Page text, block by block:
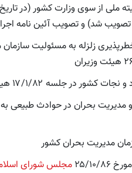
زلزله به مسئولیت سازمان
در جلسه ۱۷/۱/۸۲ هیئت وزیران
مدیریت بحران در حوادث طبیعی
مدیریت بحران کشور
۱۰/۸۶
مجلس شورای